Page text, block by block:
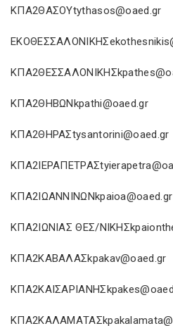
ΚΠΑ2ΘΑΣΟΥtythasos@oaed.gr
ΚΠΑ2ΘΗΒΩΝkpathi@oaed.gr
ΚΠΑ2ΘΗΡΑΣtysantorini@oaed.gr
ΚΠΑ2ΙΩΑΝΝΙΝΩΝkpaioa@oaed.gr
ΚΠΑ2ΙΩΝΙΑΣ ΘΕΣ/
ΚΠΑ2ΚΑΒΑΛΑΣkpakav@oaed.gr